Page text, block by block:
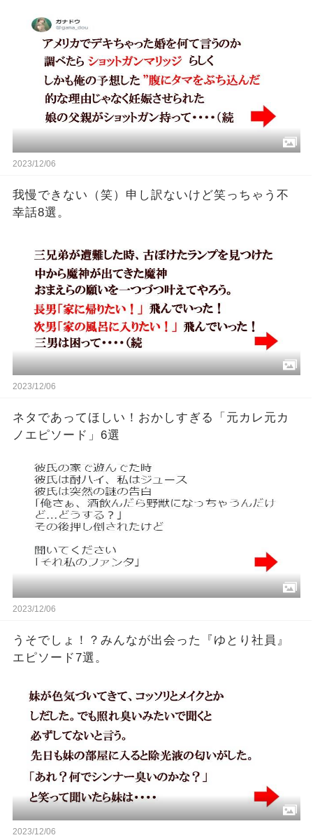
2023/12/06
我慢できない（笑）申し訳ないけど笑っちゃう不
幸話8選。
2023/12/06
ネタであってほしい！おかしすぎる「元カレ元カ
ノエピソード」6選
2023/12/06
うそでしょ！？みんなが出会った『ゆとり社員』
エピソード7選。
2023/12/06